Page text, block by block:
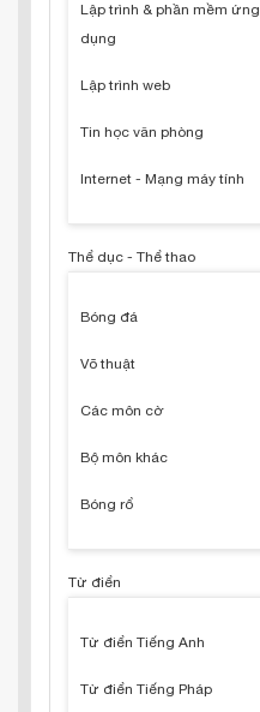
Lập trình & phần mềm ứng
dụng
Lập trình web
Tin học văn phòng
Internet - Mạng máy tính
Thể dục - Thể thao
Bóng đá
Võ thuật
Các môn cờ
Bộ môn khác
Bóng rổ
Từ điển
Từ điển Tiếng Anh
Từ điển Tiếng Pháp